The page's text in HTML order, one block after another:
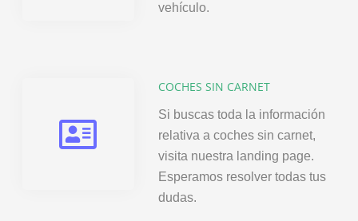
vehículo.
COCHES SIN CARNET
Si buscas toda la información
relativa a coches sin carnet,
visita nuestra landing page.
Esperamos resolver todas tus
dudas.